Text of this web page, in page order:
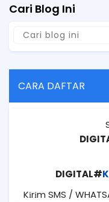
Cari Blog Ini
CARA DAFTAR
DIGITAL#
Kіrіm SMS /